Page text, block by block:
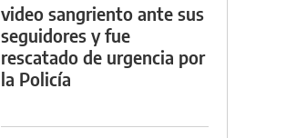
video sangriento ante sus
seguidores y fue
rescatado de urgencia por
la Policía